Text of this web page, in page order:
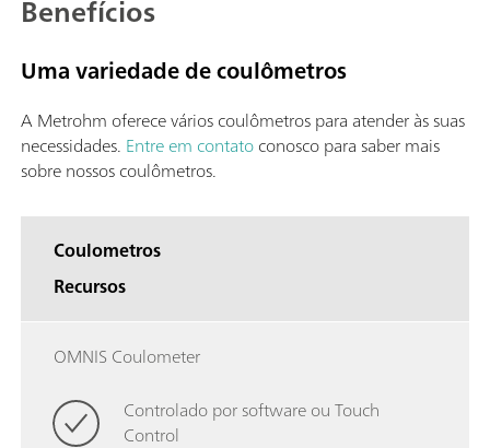
Benefícios
Uma variedade de coulômetros
A Metrohm oferece vários coulômetros para atender às suas
necessidades. Entre em contatoconosco para saber mais
sobre nossos coulômetros.
Coulometros
Recursos
OMNIS Coulometer
Controlado por software ou Touch
Control